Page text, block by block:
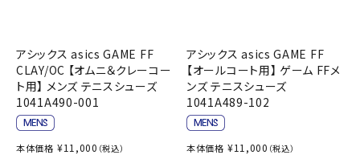
アシックス asics GAME FF
CLAY/OC 【オムニ＆クレーコー
ト用】 メンズ テニスシューズ
1041A490-001
本体価格 ¥11,000 （税込）
アシックス asics GAME FF
【オールコート用】 ゲーム FFメ
ンズ テニスシューズ
1041A489-102
本体価格 ¥11,000 （税込）